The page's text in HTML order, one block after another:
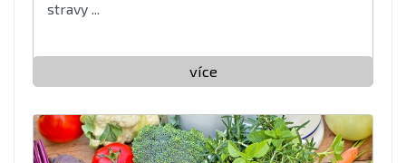
stravy ...
více